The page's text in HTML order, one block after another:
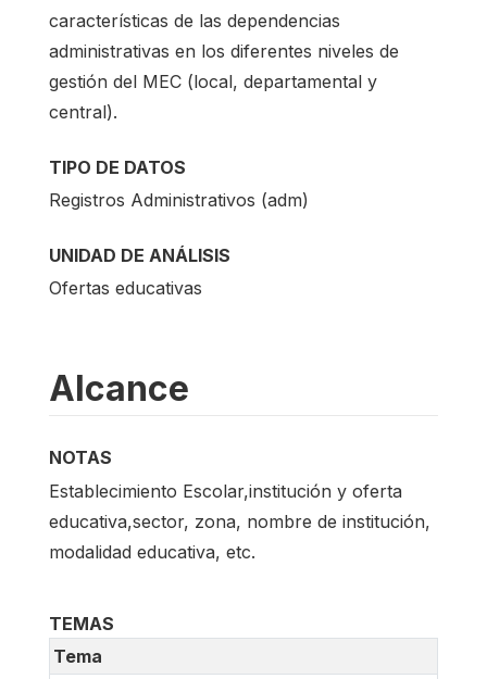
características de las dependencias
administrativas en los diferentes niveles de
gestión del MEC (local, departamental y
central).
TIPO DE DATOS
Registros Administrativos (adm)
UNIDAD DE ANÁLISIS
Ofertas educativas
Alcance
NOTAS
Establecimiento Escolar,institución y oferta
educativa,sector, zona, nombre de institución,
modalidad educativa, etc.
TEMAS
Tema